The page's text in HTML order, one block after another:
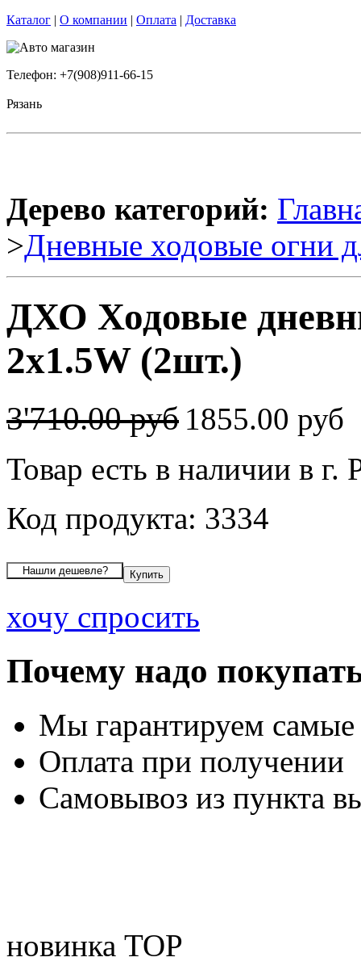
Каталог | О компании | Оплата | Доставка
Телефон: +7(908)911-66-15
Рязань
Дерево категорий:
>Дневные ходовые огни
ДХО Ходовые
2x1.5W (2шт.)
3'710.00 руб 1855.00 руб
Товар есть в наличии в г.
Код продукта: 3334
хочу спросить
Почему надо
Мы гарантируем
Оплата при получении
Самовывоз из пункта
новинка TOP